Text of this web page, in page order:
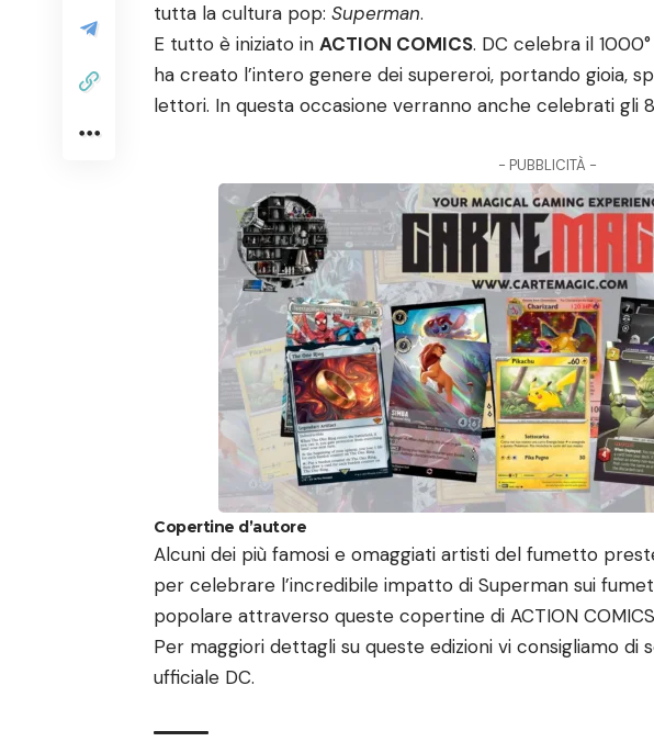
tutta la cultura pop: Superman.
E tutto è iniziato in ACTION COMICS. DC celebra il
ha creato l’intero genere dei supereroi, portando gioia,
lettori. In questa occasione verranno anche celebrati gli
- PUBBLICITÀ -
Copertine d’autore
Alcuni dei più famosi e omaggiati artisti del fumetto
per celebrare l’incredibile impatto di Superman sui
popolare attraverso queste copertine di ACTION
Per maggiori dettagli su queste edizioni vi consigliamo di
ufficiale DC.